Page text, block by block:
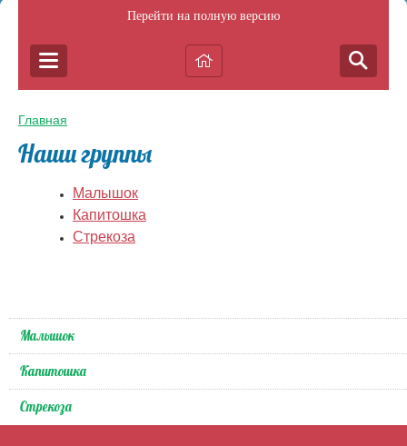
Перейти на полную версию
Главная
Наши группы
Малышок
Капитошка
Стрекоза
Малышок
Капитошка
Стрекоза